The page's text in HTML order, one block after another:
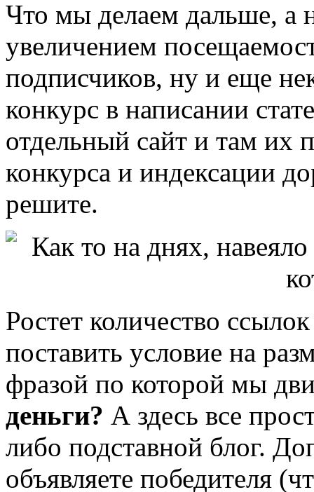
Что мы делаем дальше, а
увеличением
подписчиков, ну и еще
конкурс в написании
отдельный сайт и там их
конкурса и индексации
решите.
Ростет количество
поставить условие на
фразой по которой мы
деньги? А здесь все
либо подставной блог.
объявляете победителя